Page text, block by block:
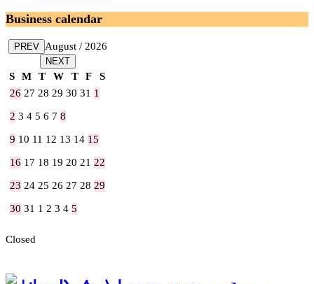
Business calendar
PREV August / 2026
NEXT
S M T W T F
S
26 27 28 29 30 31 1
2 3 4 5 6 7 8
9 10 11 12 13 14 15
16 17 18 19 20 21 22
23 24 25 26 27 28 29
30 31 1 2 3 4 5
Closed